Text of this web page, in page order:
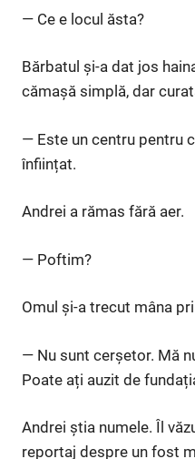
— Ce e locul ăsta?
Bărbatul și-a dat jos
cămașă simplă, dar
— Este un centru pentru
înființat.
Andrei a rămas fără aer.
— Poftim?
Omul și-a trecut mâna
— Nu sunt cerșetor. Mă
Poate ați auzit de
Andrei știa numele. Îl
reportaj despre un fost